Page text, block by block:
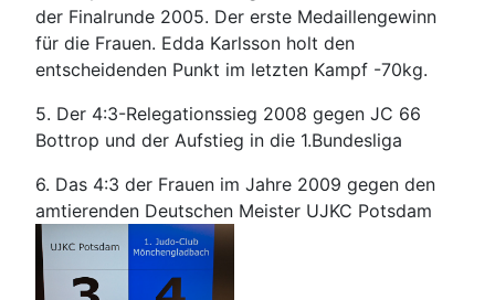
der Finalrunde 2005. Der erste Medaillengewinn
für die Frauen. Edda Karlsson holt den
entscheidenden Punkt im letzten Kampf -70kg.
5. Der 4:3-Relegationssieg 2008 gegen JC 66
Bottrop und der Aufstieg in die 1.Bundesliga
6. Das 4:3 der Frauen im Jahre 2009 gegen den
amtierenden Deutschen Meister UJKC Potsdam